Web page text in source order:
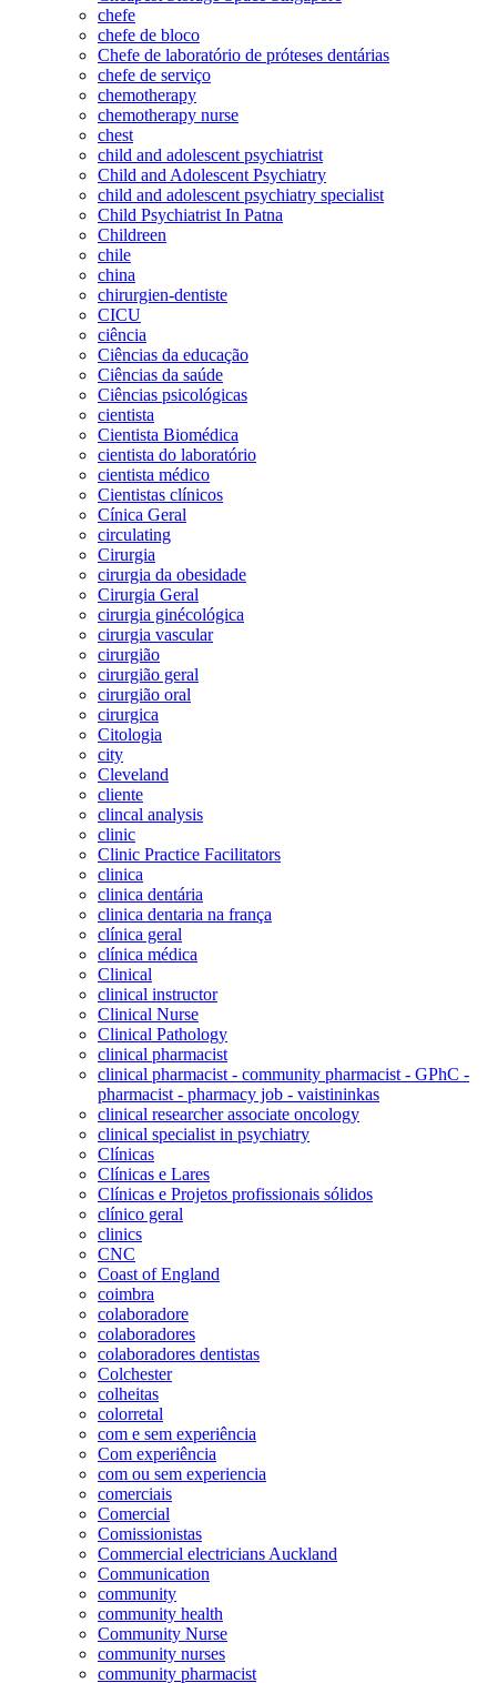
chefe
chefe de bloco
Chefe de laboratório de próteses dentárias
chefe de serviço
chemotherapy
chemotherapy nurse
chest
child and adolescent psychiatrist
Child and Adolescent Psychiatry
child and adolescent psychiatry specialist
Child Psychiatrist In Patna
Childreen
chile
china
chirurgien-dentiste
CICU
ciência
Ciências da educação
Ciências da saúde
Ciências psicológicas
cientista
Cientista Biomédica
cientista do laboratório
cientista médico
Cientistas clínicos
Cínica Geral
circulating
Cirurgia
cirurgia da obesidade
Cirurgia Geral
cirurgia ginécológica
cirurgia vascular
cirurgião
cirurgião geral
cirurgião oral
cirurgica
Citologia
city
Cleveland
cliente
clincal analysis
clinic
Clinic Practice Facilitators
clinica
clinica dentária
clinica dentaria na frança
clínica geral
clínica médica
Clinical
clinical instructor
Clinical Nurse
Clinical Pathology
clinical pharmacist
clinical pharmacist - community pharmacist - GPhC -
pharmacist - pharmacy job - vaistininkas
clinical researcher associate oncology
clinical specialist in psychiatry
Clínicas
Clínicas e Lares
Clínicas e Projetos profissionais sólidos
clínico geral
clinics
CNC
Coast of England
coimbra
colaboradore
colaboradores
colaboradores dentistas
Colchester
colheitas
colorretal
com e sem experiência
Com experiência
com ou sem experiencia
comerciais
Comercial
Comissionistas
Commercial electricians Auckland
Communication
community
community health
Community Nurse
community nurses
community pharmacist